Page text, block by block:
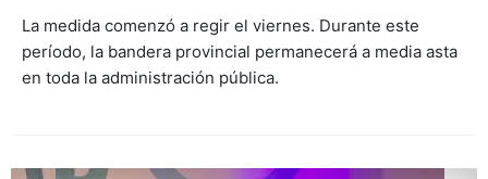
La medida comenzó a regir el viernes. Durante este
período, la bandera provincial permanecerá a media asta
en toda la administración pública.